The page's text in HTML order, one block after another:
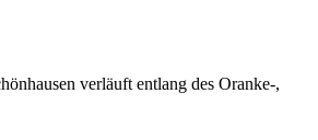
verläuft entlang des Oranke-,